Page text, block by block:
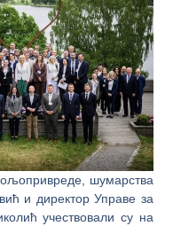
шумарства
и директор Управе за
учествовали су на